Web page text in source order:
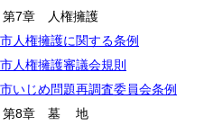
第7章 人権擁護
人権擁護に関する条例
人権擁護審議会規則
いじめ問題再調査委員会条例
第8章 墓地